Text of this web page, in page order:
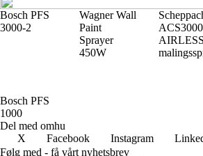
Bosch PFS
3000-2
Wagner Wall
Paint
Sprayer
450W
ACS3000
AIRLESS
Bosch PFS
1000
Del med omhu
X
Facebook Instagram
Følg med - få vårt nyhetsbrev